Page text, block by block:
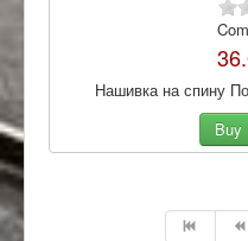
Нашивка на спину
Buy